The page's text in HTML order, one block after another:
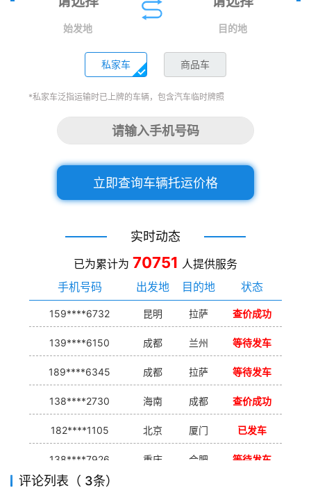
始发地 目的地
私家车 商品车
*私家车泛指运输时已上牌的车辆，包含汽车临时牌照
立即查询车辆托运价格
实时动态
已为累计为 70751 人提供服务
手机号码
出发地 目的地 状态
159****6732 昆明 拉萨 查价成功
139****6150 成都 兰州 等待发车
189****6345 成都 拉萨 等待发车
138****2730 海南 成都 查价成功
182****1105 北京 厦门 已发车
138****7926 重庆 合肥 等待发车
139****9233
评论列表（ 3条）